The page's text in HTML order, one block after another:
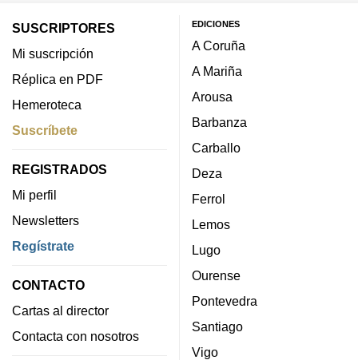
SUSCRIPTORES
Mi suscripción
Réplica en PDF
Hemeroteca
Suscríbete
REGISTRADOS
Mi perfil
Newsletters
Regístrate
CONTACTO
Cartas al director
Contacta con nosotros
EDICIONES
A Coruña
A Mariña
Arousa
Barbanza
Carballo
Deza
Ferrol
Lemos
Lugo
Ourense
Pontevedra
Santiago
Vigo